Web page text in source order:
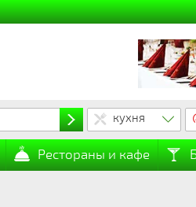
кухня
Рестораны и кафе